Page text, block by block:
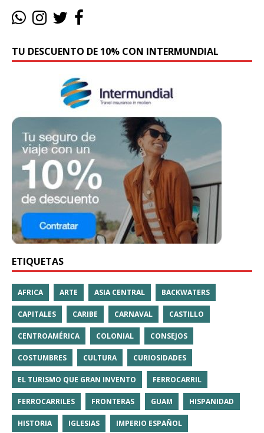
TU DESCUENTO DE 10% CON INTERMUNDIAL
ETIQUETAS
AFRICA ARTE ASIA CENTRAL BACKWATERS
CAPITALES CARIBE CARNAVAL CASTILLO
CENTROAMÉRICA COLONIAL CONSEJOS
COSTUMBRES CULTURA CURIOSIDADES
EL TURISMO QUE GRAN INVENTO FERROCARRIL
FERROCARRILES FRONTERAS GUAM HISPANIDAD
HISTORIA IGLESIAS IMPERIO ESPAÑOL